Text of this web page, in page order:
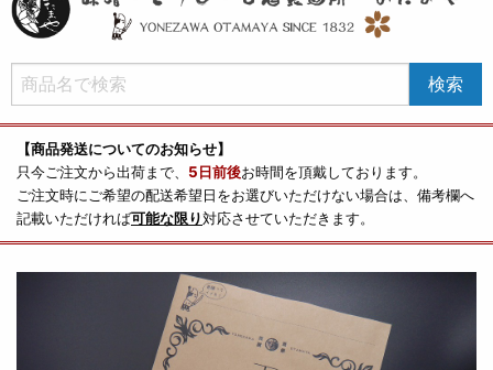
【商品発送についてのお知らせ】
只今ご注文から出荷まで、 5日前後お時間を頂戴しております。
ご注文時にご希望の配送希望日をお選びいただけない場合は、備考欄へ
記載いただければ可能な限り対応させていただきます。